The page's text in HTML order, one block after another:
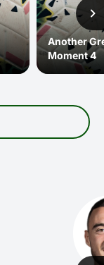
Another
Moment 4